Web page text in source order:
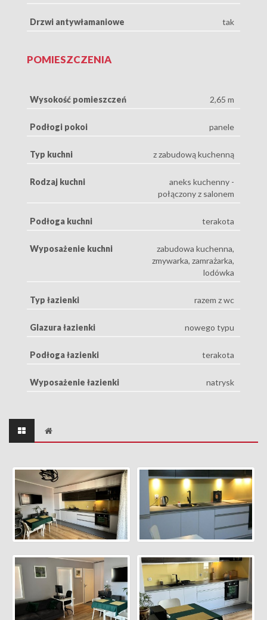
Drzwi antywłamaniowe tak
POMIESZCZENIA
Wysokość pomieszczeń 2,65 m
Podłogi pokoi panele
Typ kuchni z zabudową kuchenną
Rodzaj kuchni
aneks kuchenny -
połączony z salonem
Podłoga kuchni terakota
Wyposażenie kuchni
zabudowa kuchenna,
zmywarka, zamrażarka,
lodówka
Typ łazienki razem z wc
Glazura łazienki nowego typu
Podłoga łazienki terakota
Wyposażenie łazienki natrysk